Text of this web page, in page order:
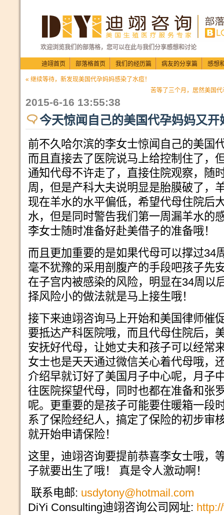
欢迎浏览我们的部落格，您可以在此与我们分享感想和讨论
迪翊首页 部落格首页 我们的经历篇 病友的分享篇 感想
« 继续等待，新发现美国代孕妈妈感染了水痘！
苦等了三个月，居然美国
2015-6-16 13:55:38
今天惊闻自己的美国代孕妈妈又开
前不久哈尔滨的李女士惊闻自己的美国
而且直接去了医院说马上给控制住了，
通知代母不许走了，直接住院观察，随
周，但是产科大夫说明显是胎膜破了，
现在羊水的水平偏低，希望代母住院后
水，但是同时警告我们第一周漏羊水的
李女士随时准备好赴美借子的准备哦！
而且更加重要的是如果代母可以撑过34
毫不犹豫的采用剖腹产的手段吧孩子先
在子宫内被感染的风险，明显在34周以
择风险小的做法就是马上接生哦！
接下来迪翊咨询马上开始和美国律师催
要抵达产科医院哦，而且代母住院后，
安抚好代母，让她丈夫和孩子可以经常
女士也是天天通过微信关心着代母哦，
介绍早就订好了美国月子中心呢，月子
往医院探望代母，同时也都在准备和张
呢。更重要的是孩子可能要住暖箱一段
系了保险经纪人，搞定了保险的初步审
就开始申请保险！
这里，迪翊咨询要提前恭喜李女士哦，
子就要出生了哦！ 真是令人激动啊！
联系电邮: usdytony@hotmail.com
DiYi Consulting迪翊咨询公司网址: